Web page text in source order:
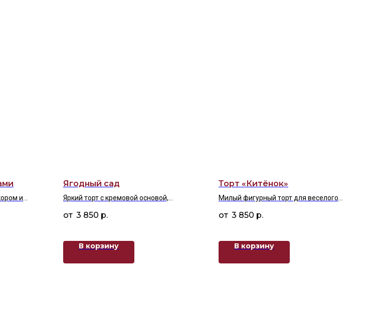
и
Ягодный сад
Яркий торт с кремовой основой,
черникой и живой зеленью — вкус лета
3 850 р.
В корзину
Торт «Китёнок»
Милый фигурный торт для веселого
3 850 р.
В корзину